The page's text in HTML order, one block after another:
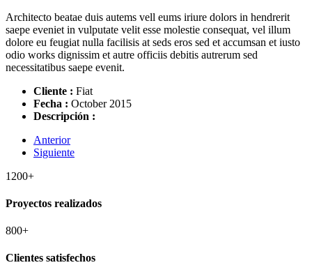
Architecto beatae duis autems vell eums iriure dolors in hendrerit
saepe eveniet in vulputate velit esse molestie consequat, vel illum
dolore eu feugiat nulla facilisis at seds eros sed et accumsan et iusto
odio works dignissim et autre officiis debitis autrerum sed
necessitatibus saepe evenit.
Cliente : Fiat
Fecha : October 2015
Descripción :
Anterior
Siguiente
1200+
Proyectos realizados
800+
Clientes satisfechos